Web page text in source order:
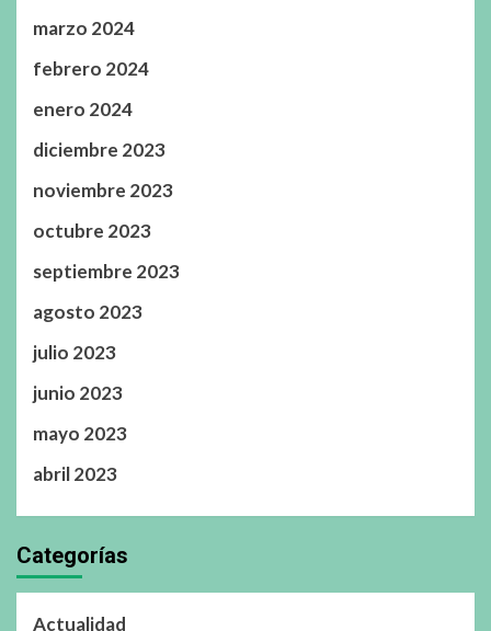
marzo 2024
febrero 2024
enero 2024
diciembre 2023
noviembre 2023
octubre 2023
septiembre 2023
agosto 2023
julio 2023
junio 2023
mayo 2023
abril 2023
Categorías
Actualidad